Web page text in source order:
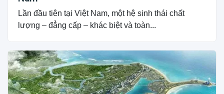
Lần đầu tiên tại Việt Nam, một hệ sinh thái chất
lượng – đẳng cấp – khác biệt và toàn...